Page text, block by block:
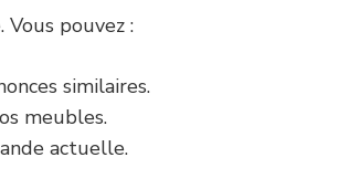
pouvez :
similaires.
meubles.
actuelle.